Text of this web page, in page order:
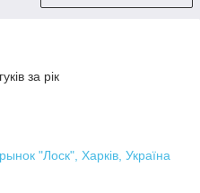
за рік
"Лоск", Харків, Україна